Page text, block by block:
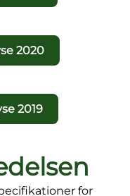
2020
2019
for